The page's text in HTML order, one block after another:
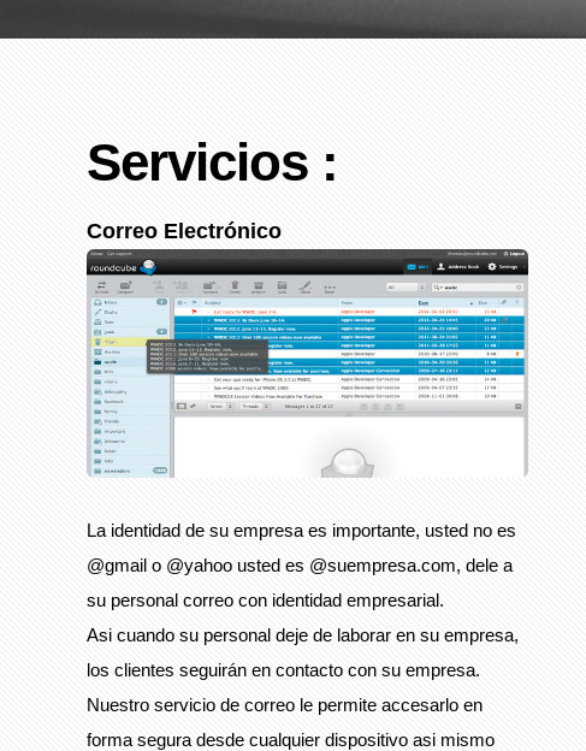
Servicios :
Correo Electrónico
La identidad de su empresa es importante, usted no es
@gmail o @yahoo usted es @suempresa.com, dele a
su personal correo con identidad empresarial.
Asi cuando su personal deje de laborar en su empresa,
los clientes seguirán en contacto con su empresa.
Nuestro servicio de correo le permite accesarlo en
forma segura desde cualquier dispositivo asi mismo